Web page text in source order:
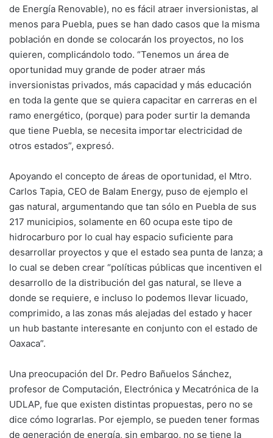
de Energía Renovable), no es fácil atraer inversionistas, al
menos para Puebla, pues se han dado casos que la misma
población en donde se colocarán los proyectos, no los
quieren, complicándolo todo. “Tenemos un área de
oportunidad muy grande de poder atraer más
inversionistas privados, más capacidad y más educación
en toda la gente que se quiera capacitar en carreras en el
ramo energético, (porque) para poder surtir la demanda
que tiene Puebla, se necesita importar electricidad de
otros estados”, expresó.
Apoyando el concepto de áreas de oportunidad, el Mtro.
Carlos Tapia, CEO de Balam Energy, puso de ejemplo el
gas natural, argumentando que tan sólo en Puebla de sus
217 municipios, solamente en 60 ocupa este tipo de
hidrocarburo por lo cual hay espacio suficiente para
desarrollar proyectos y que el estado sea punta de lanza; a
lo cual se deben crear “políticas públicas que incentiven el
desarrollo de la distribución del gas natural, se lleve a
donde se requiere, e incluso lo podemos llevar licuado,
comprimido, a las zonas más alejadas del estado y hacer
un hub bastante interesante en conjunto con el estado de
Oaxaca”.
Una preocupación del Dr. Pedro Bañuelos Sánchez,
profesor de Computación, Electrónica y Mecatrónica de la
UDLAP, fue que existen distintas propuestas, pero no se
dice cómo lograrlas. Por ejemplo, se pueden tener formas
de generación de energía, sin embargo, no se tiene la